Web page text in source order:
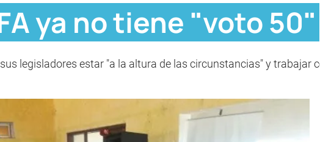
ya no tiene "voto 50"
legisladores estar "a la altura de las circunstancias" y trabajar